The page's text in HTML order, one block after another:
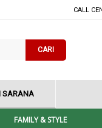
CALL
CARI
SARANA
FAMILY & STYLE